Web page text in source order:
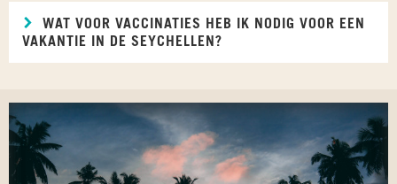
WAT VOOR VACCINATIES HEB IK NODIG VOOR EEN
VAKANTIE IN DE SEYCHELLEN?